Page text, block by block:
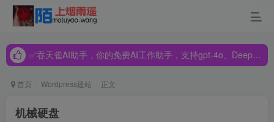
✅吞天雀AI助手，你的免费AI工作助手，支持gpt-4o、DeepSeek、Claude🔥🔥🔥🔥
✅吞天雀AI助手，你的免费AI工作助手，支持gpt-4o、DeepSeek、Claude🔥🔥🔥🔥
首页 Wordpress建站 正文
机械硬盘